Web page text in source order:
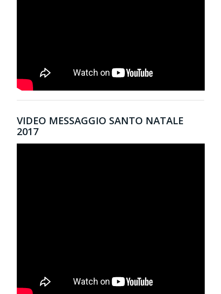
VIDEO MESSAGGIO SANTO NATALE
2017